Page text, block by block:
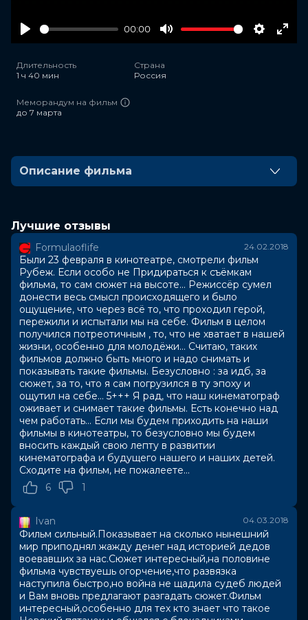
Play
00:00
Mute Settings
Длительность
1 ч 40 мин
Страна
Россия
Меморандум на фильм
до 7 марта
Описание фильма
твердый расчет. В его жизни никогда не было место
для сентиментальности и любви. Но однажды
Михаил встречает девушку, которая разрушает все
его представления о счастье и самом себе.
Их роковое знакомство влечет за собой
необъяснимые временные и пространственные
аномалии, вследствие которых герой оказывается в
1941 году в эпицентре кровавой битвы за Ленинград.
Чтобы вернуться в современную реальность, ему
предстоит пройти многоуровневое
экзистенциальное испытание...
Оценка 6.9 / 10 (92 180 голосов)
5.3/ 10 (630 голосов)
Год
2017
Страна
Россия
Слоган
«Пройти сквозь время, чтобы спасти
любовь»
Режиссер
Дмитрий Тюрин
Актеры
Александр Коршунов, Виктор
Добронравов, Игорь Скляр, Дмитрий
Куличков, Александр Соколовский,
Семен Трескунов, Кирилл Кяро
Продюсеры
Джаник Файзиев, Рафаел
Минасбекян, Павел Степанов
Сценаристы
Александр Шевцов
Жанр
военный, драма, приключения,
Лучшие отзывы
Formulaoflife 24.02.2018
Были 23 февраля в кинотеатре, смотрели фильм
Рубеж. Если особо не Придираться к съёмкам
фильма, то сам сюжет на высоте... Режиссёр сумел
донести весь смысл происходящего и было
ощущение, что через всё то, что проходил герой,
пережили и испытали мы на себе. Фильм в целом
получился потреотичным , то, что не хватает в нашей
жизни, особенно для молодёжи... Считаю, таких
фильмов должно быть много и надо снимать и
показывать такие фильмы. Безусловно : за идб, за
сюжет, за то, что я сам погрузился в ту эпоху и
ощутил на себе... 5+++ Я рад, что наш кинематограф
оживает и снимает такие фильмы. Есть конечно над
чем работать... Если мы будем приходить на наши
фильмы в кинотеатры, то безусловно мы будем
вносить каждый свою лепту в развитии
кинематографа и будущего нашего и наших детей.
Сходите на фильм, не пожалеете...
6
1
Ivan 04.03.2018
Фильм сильный.Показывает на сколько нынешний
мир приподнял жажду денег над историей дедов
воевавших за нас.Сюжет интересный,на половине
фильма чувствуешь огорчение,что развязка
наступила быстро,но война не щадила судеб людей
и Вам вновь предлагают разгадать сюжет.Фильм
интересный,особенно для тех кто знает что такое